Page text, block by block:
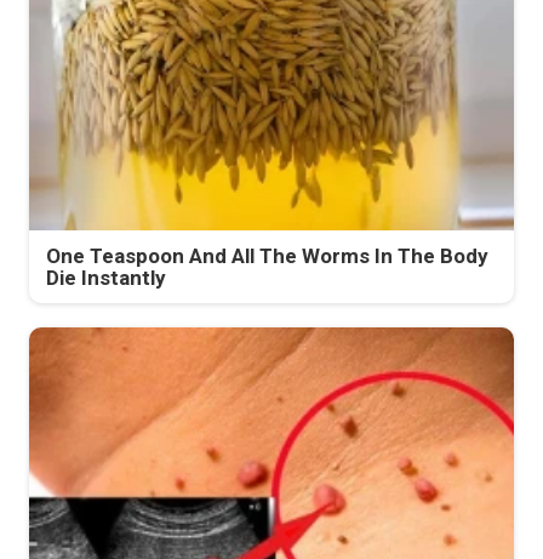
One Teaspoon And All The Worms In The Body
Die Instantly